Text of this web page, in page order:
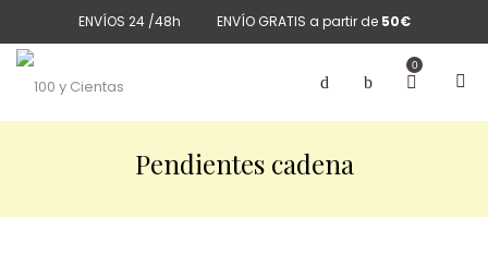
ENVÍOS 24 /48h ENVÍO GRATIS a partir de 50€
0
Pendientes cadena